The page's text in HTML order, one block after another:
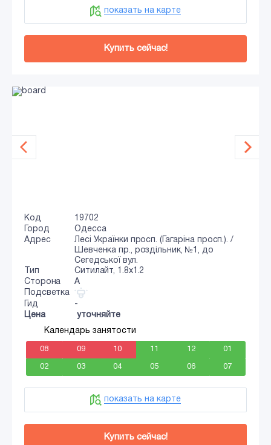
показать на карте
Купить сейчас!
Код
19702
Город
Одесса
Адрес
Лесі Українки просп. (Гагаріна просп.). /
Шевченка пр., роздільник, №1, до
Сегедської вул.
Тип
Ситилайт, 1.8x1.2
Сторона
A
Подсветка
Гид
-
Цена
уточняйте
Календарь занятости
08 09 10 11 12 01
02 03 04 05 06 07
показать на карте
Купить сейчас!